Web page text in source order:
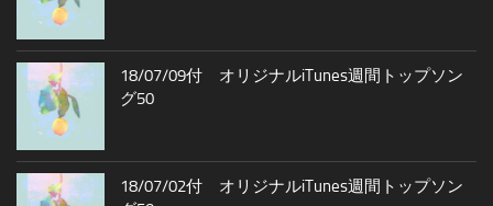
18/07/09付 オリジナルiTunes週間トップソン
グ50
18/07/02付 オリジナルiTunes週間トップソン